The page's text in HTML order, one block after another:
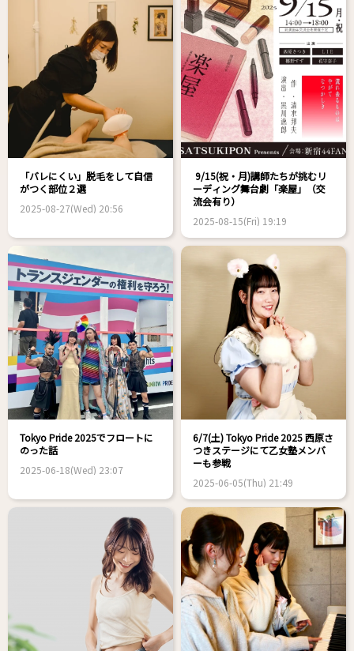
「バレにくい」脱毛をして自信
がつく部位２選
2025-08-27(Wed) 20:56
9/15(祝・月)講師たちが挑むリ
ーディング舞台劇「楽屋」（交
流会有り）
2025-08-15(Fri) 19:19
Tokyo Pride 2025でフロートに
のった話
2025-06-18(Wed) 23:07
6/7(土) Tokyo Pride 2025 西原さ
つきステージにて乙女塾メンバ
ーも参戦
2025-06-05(Thu) 21:49